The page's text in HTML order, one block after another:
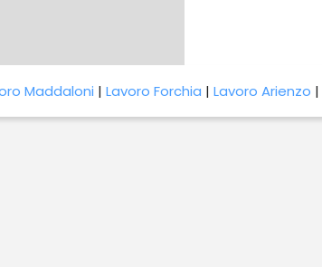
Maddaloni | Lavoro Forchia | Lavoro Arienzo |